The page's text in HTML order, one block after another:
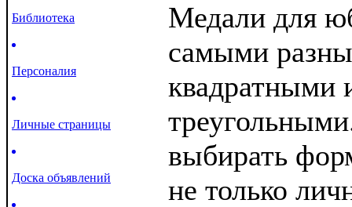
Библиотека
Персоналия
Личные страницы
Доска объявлений
Медали для
самыми
квадратными
выбирать
не только